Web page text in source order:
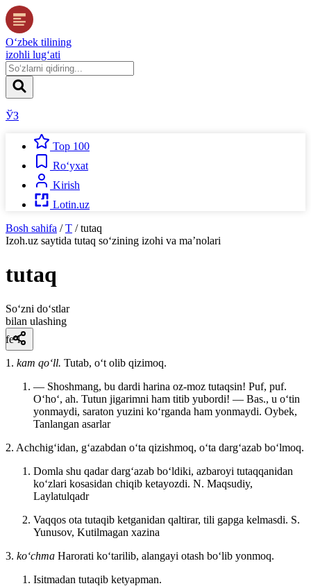
O‘zbek tilining
izohli lug‘ati
ЎЗ
Top 100
Ro‘yxat
Kirish
Lotin.uz
Bosh sahifa / T / tutaq
Izoh.uz saytida tutaq so‘zining izohi va ma’nolari
tutaq
So‘zni do‘stlar
bilan ulashing
fe’l
1. kam qoʻll. Tutab, oʻt olib qizimoq.
— Shoshmang, bu dardi harina oz-moz tutaqsin! Puf, puf.
Oʻhoʻ, ah. Tutun jigarimni ham titib yubordi! — Bas., u oʻtin
yonmaydi, saraton yuzini koʻrganda ham yonmaydi. Oybek,
Tanlangan asarlar
2. Achchigʻidan, gʻazabdan oʻta qizishmoq, oʻta dargʻazab boʻlmoq.
Domla shu qadar dargʻazab boʻldiki, azbaroyi tutaqqanidan
koʻzlari kosasidan chiqib ketayozdi. N. Maqsudiy,
Laylatulqadr
Vaqqos ota tutaqib ketganidan qaltirar, tili gapga kelmasdi. S.
Yunusov, Kutilmagan xazina
3. koʻchma Harorati koʻtarilib, alangayi otash boʻlib yonmoq.
Isitmadan tutaqib ketyapman.